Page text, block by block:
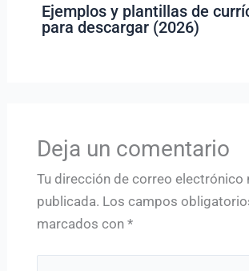
Ejemplos y plantillas de
para descargar (2026)
Deja un comentario
Tu dirección de correo electrónico
publicada. Los campos
marcados con *